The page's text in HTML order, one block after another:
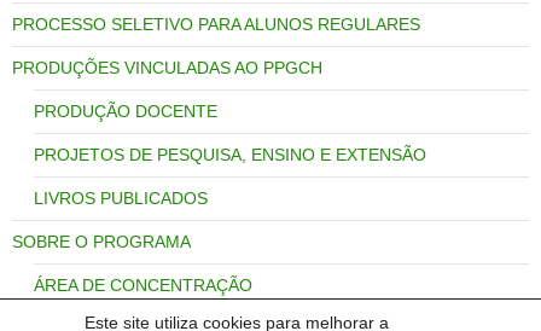
Este site utiliza cookies para melhorar a
PROCESSO SELETIVO PARA ALUNOS REGULARES
PRODUÇÕES VINCULADAS AO PPGCH
PRODUÇÃO DOCENTE
PROJETOS DE PESQUISA, ENSINO E EXTENSÃO
LIVROS PUBLICADOS
SOBRE O PROGRAMA
ÁREA DE CONCENTRAÇÃO